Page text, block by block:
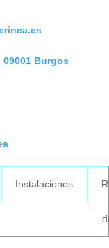
09001 Burgos
Instalaciones